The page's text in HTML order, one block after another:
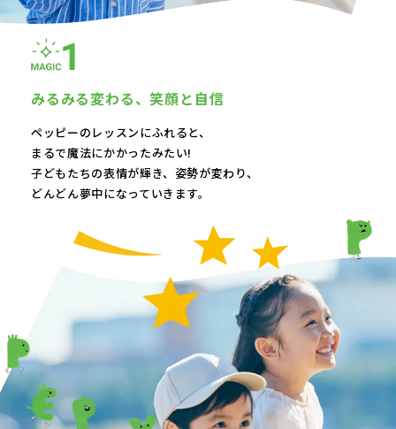
みるみる変わる、笑顔と自信
ペッピーのレッスンにふれると、
まるで魔法にかかったみたい!
子どもたちの表情が輝き、 姿勢が変わり、
どんどん夢中になっていきます。